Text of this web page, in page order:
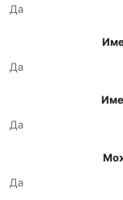
Да
Да
Да
Да